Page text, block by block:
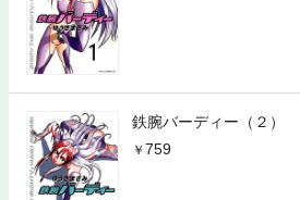
鉄腕バーディー（２）
759